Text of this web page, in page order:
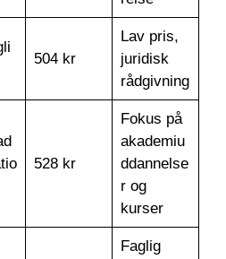
504 kr
Lav pris,
juridisk
rådgivning
528 kr
Fokus på
akademiu
ddannelse
r og
kurser
Faglig